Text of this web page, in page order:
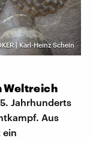
| Karl-Heinz Schein
Weltreich
Jahrhunderts
Aus
ein